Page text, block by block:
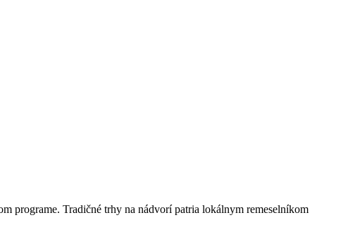
programe. Tradičné trhy na nádvorí patria lokálnym remeselníkom